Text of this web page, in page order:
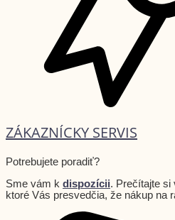
ZÁKAZNÍCKY SERVIS
Potrebujete poradiť?
Sme vám k dispozícii. Prečítajte si
ktoré Vás presvedčia, že nákup na